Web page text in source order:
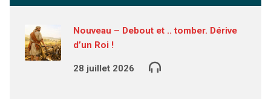
Nouveau – Debout et .. tomber. Dérive
d’un Roi !
28 juillet 2026